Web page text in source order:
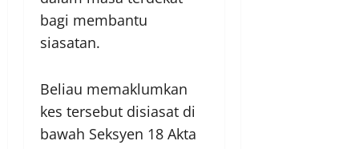
bagi membantu
siasatan.
Beliau memaklumkan
kes tersebut disiasat di
bawah Seksyen 18 Akta